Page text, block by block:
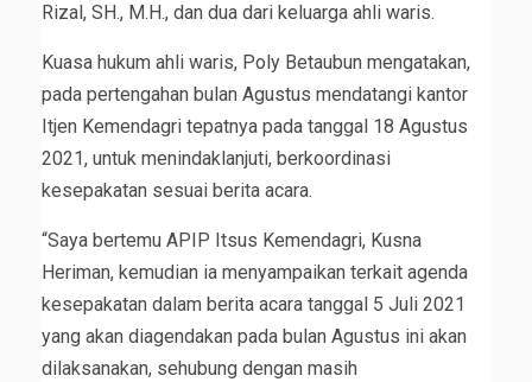
Rizal, SH., M.H., dan dua dari keluarga ahli waris.
Kuasa hukum ahli waris, Poly Betaubun mengatakan,
pada pertengahan bulan Agustus mendatangi kantor
Itjen Kemendagri tepatnya pada tanggal 18 Agustus
2021, untuk menindaklanjuti, berkoordinasi
kesepakatan sesuai berita acara.
“Saya bertemu APIP Itsus Kemendagri, Kusna
Heriman, kemudian ia menyampaikan terkait agenda
kesepakatan dalam berita acara tanggal 5 Juli 2021
yang akan diagendakan pada bulan Agustus ini akan
dilaksanakan, sehubung dengan masih